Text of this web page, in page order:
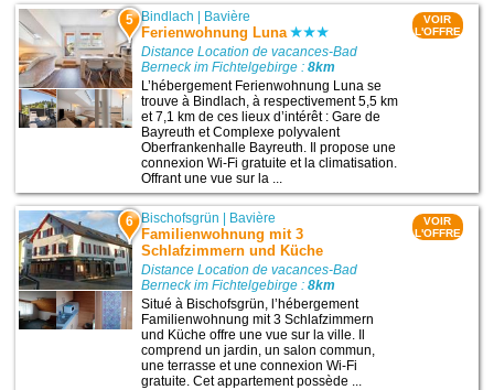
5 Bindlach | Bavière
Ferienwohnung Luna
Distance Location de vacances-Bad
Berneck im Fichtelgebirge :8km
L’hébergement Ferienwohnung Luna se
trouve à Bindlach, à respectivement 5,5 km
et 7,1 km de ces lieux d’intérêt : Gare de
Bayreuth et Complexe polyvalent
Oberfrankenhalle Bayreuth. Il propose une
connexion Wi-Fi gratuite et la climatisation.
Offrant une vue sur la ...
VOIR
L'OFFRE
6 Bischofsgrün | Bavière
Familienwohnung mit 3
Schlafzimmern und Küche
Distance Location de vacances-Bad
Berneck im Fichtelgebirge :8km
Situé à Bischofsgrün, l’hébergement
Familienwohnung mit 3 Schlafzimmern
und Küche offre une vue sur la ville. Il
comprend un jardin, un salon commun,
une terrasse et une connexion Wi-Fi
gratuite. Cet appartement possède ...
VOIR
L'OFFRE